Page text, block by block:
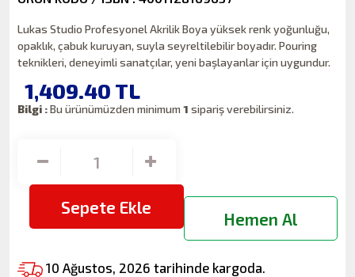
Lukas Studio Profesyonel Akrilik Boya yüksek renk yoğunluğu,
opaklık, çabuk kuruyan, suyla seyreltilebilir boyadır. Pouring
teknikleri, deneyimli sanatçılar, yeni başlayanlar için uygundur.
1,409.40 TL
Bilgi :Bu ürünümüzden minimum1sipariş verebilirsiniz.
Sepete Ekle
Hemen Al
10 Ağustos, 2026 tarihinde kargoda.